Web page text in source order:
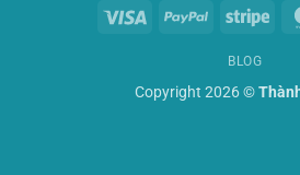
Visa PayPal
BLOG
Copyright 2026 ©